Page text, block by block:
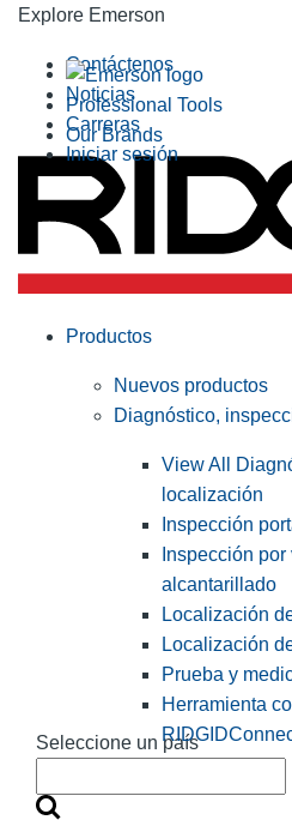
Explore Emerson
Professional Tools
Our Brands
Contáctenos
Noticias
Carreras
Iniciar sesión
Seleccione un país
Productos
Nuevos productos
Diagnóstico,
View All
localización
Inspección
Inspección
alcantarillado
Localización
Localización
Prueba y
Herramienta